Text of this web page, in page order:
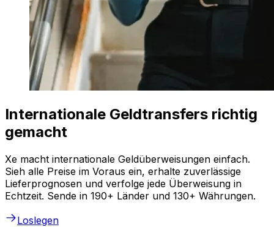
Internationale Geldtransfers richtig
gemacht
Xe macht internationale Geldüberweisungen einfach.
Sieh alle Preise im Voraus ein, erhalte zuverlässige
Lieferprognosen und verfolge jede Überweisung in
Echtzeit. Sende in 190+ Länder und 130+ Währungen.
Loslegen